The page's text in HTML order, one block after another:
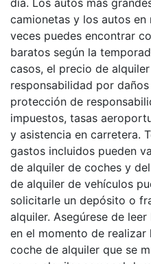
camionetas y los autos en
veces puedes encontrar
baratos según la
casos, el precio de
responsabilidad por
protección de
impuestos, tasas
y asistencia en carretera.
gastos incluidos pueden
de alquiler de coches y
de alquiler de vehículos
solicitarle un depósito o
alquiler. Asegúrese de
en el momento de realizar
coche de alquiler que se